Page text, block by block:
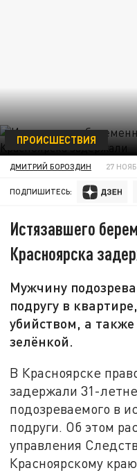
ПРОИСШЕСТВИЯ
ДМИТРИЙ БОРОЗДИН 27
ПОДПИШИТЕСЬ:
Истязавшего
Красноярска
Мужчину
подругу в
убийством, а
зелёнкой.
В Красноярске
задержали 31-
подозреваемого в
подруги. Об этом
управления
Красноярскому